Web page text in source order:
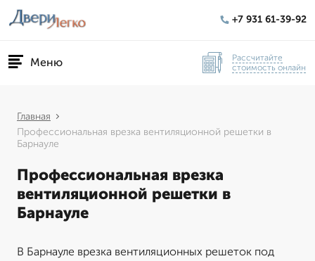
+7 931 61-39-92
Меню
Рассчитайте
стоимость онлайн
Главная
Профессиональная врезка вентиляционной решетки в
Барнауле
Профессиональная врезка
вентиляционной решетки в
Барнауле
В Барнауле врезка вентиляционных решеток под